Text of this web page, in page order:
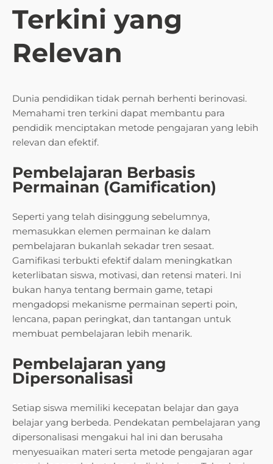
Terkini yang
Relevan
Dunia pendidikan tidak pernah berhenti berinovasi.
Memahami tren terkini dapat membantu para
pendidik menciptakan metode pengajaran yang lebih
relevan dan efektif.
Pembelajaran Berbasis
Permainan (Gamification)
Seperti yang telah disinggung sebelumnya,
memasukkan elemen permainan ke dalam
pembelajaran bukanlah sekadar tren sesaat.
Gamifikasi terbukti efektif dalam meningkatkan
keterlibatan siswa, motivasi, dan retensi materi. Ini
bukan hanya tentang bermain game, tetapi
mengadopsi mekanisme permainan seperti poin,
lencana, papan peringkat, dan tantangan untuk
membuat pembelajaran lebih menarik.
Pembelajaran yang
Dipersonalisasi
Setiap siswa memiliki kecepatan belajar dan gaya
belajar yang berbeda. Pendekatan pembelajaran yang
dipersonalisasi mengakui hal ini dan berusaha
menyesuaikan materi serta metode pengajaran agar